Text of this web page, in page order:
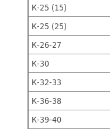
К-25 (15)
К-25 (25)
К-26-27
К-30
К-32-33
К-36-38
К-39-40